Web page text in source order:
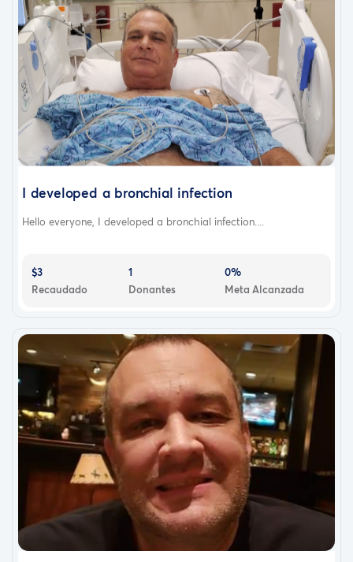
I developed a bronchial infection
Hello everyone, I developed a bronchial infection....
$3
Recaudado
1
Donantes
0%
Meta Alcanzada